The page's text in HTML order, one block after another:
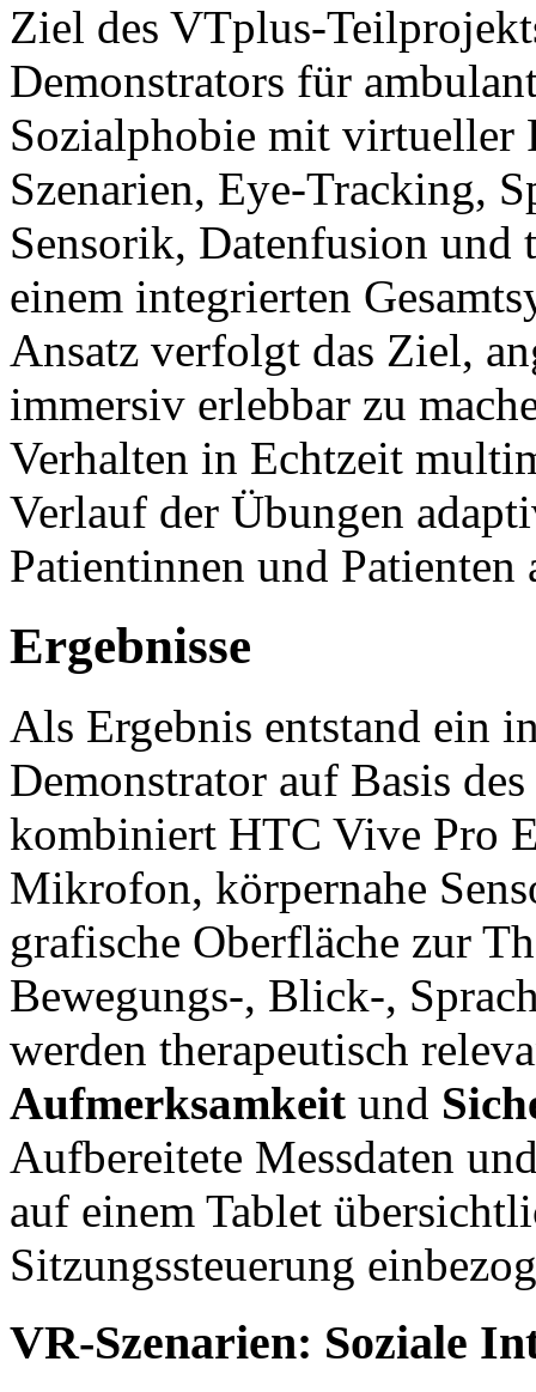
Ziel des VTplus-
Demonstrators für
Sozialphobie mit virtueller
Szenarien, Eye-Tracking,
Sensorik, Datenfusion und
einem integrierten
Ansatz verfolgt das Ziel,
immersiv erlebbar zu
Verhalten in Echtzeit
Verlauf der Übungen
Patientinnen und Patienten
Ergebnisse
Als Ergebnis entstand ein
Demonstrator auf Basis des
kombiniert HTC Vive Pro
Mikrofon, körpernahe
grafische Oberfläche zur
Bewegungs-, Blick-,
werden therapeutisch
Aufmerksamkeit und
Aufbereitete Messdaten
auf einem Tablet
Sitzungssteuerung
VR-Szenarien: Soziale